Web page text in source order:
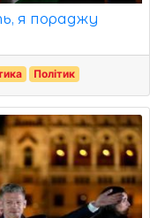
я пораджу
Політик